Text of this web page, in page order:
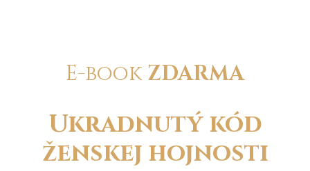
E-book ZDARMA
Ukradnutý kód
ženskej hojnosti